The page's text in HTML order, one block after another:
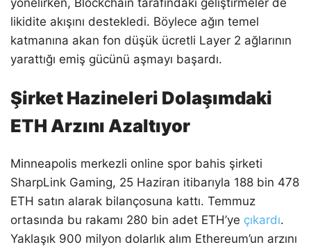
likidite akışını destekledi. Böylece ağın temel
katmanına akan fon düşük ücretli Layer 2 ağlarının
yarattığı emiş gücünü aşmayı başardı.
Şirket Hazineleri Dolaşımdaki
ETH Arzını Azaltıyor
Minneapolis merkezli online spor bahis şirketi
SharpLink Gaming, 25 Haziran itibarıyla 188 bin 478
ETH satın alarak bilançosuna kattı. Temmuz
ortasında bu rakamı 280 bin adet ETH’ye çıkardı.
Yaklaşık 900 milyon dolarlık alım Ethereum’un arzını